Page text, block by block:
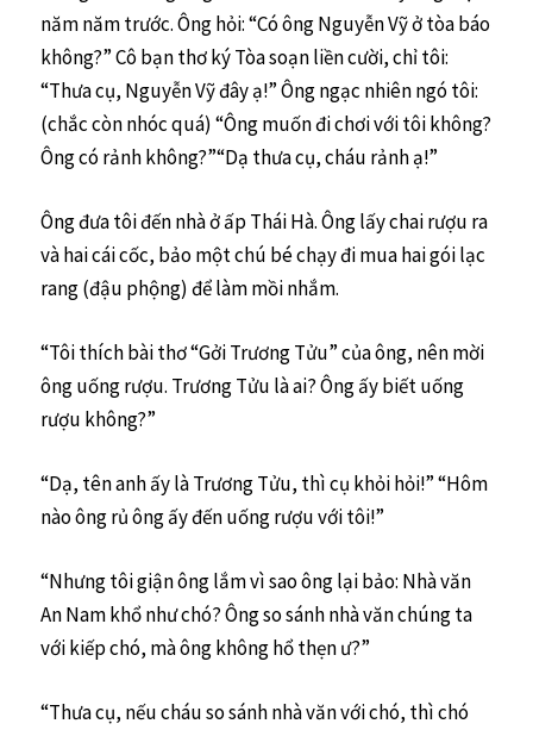
năm năm trước. Ông hỏi: “Có ông Nguyễn Vỹ ở tòa báo
không?” Cô bạn thơ ký Tòa soạn liền cười, chỉ tôi:
“Thưa cụ, Nguyễn Vỹ đây ạ!” Ông ngạc nhiên ngó tôi:
(chắc còn nhóc quá) “Ông muốn đi chơi với tôi không?
Ông có rảnh không?”“Dạ thưa cụ, cháu rảnh ạ!”
Ông đưa tôi đến nhà ở ấp Thái Hà. Ông lấy chai rượu ra
và hai cái cốc, bảo một chú bé chạy đi mua hai gói lạc
rang (đậu phộng) để làm mồi nhắm.
“Tôi thích bài thơ “Gởi Trương Tửu” của ông, nên mời
ông uống rượu. Trương Tửu là ai? Ông ấy biết uống
rượu không?”
“Dạ, tên anh ấy là Trương Tửu, thì cụ khỏi hỏi!” “Hôm
nào ông rủ ông ấy đến uống rượu với tôi!”
“Nhưng tôi giận ông lắm vì sao ông lại bảo: Nhà văn
An Nam khổ như chó? Ông so sánh nhà văn chúng ta
với kiếp chó, mà ông không hổ thẹn ư?”
“Thưa cụ, nếu cháu so sánh nhà văn với chó, thì chó